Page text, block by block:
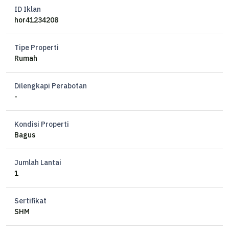
LT 108
LB 60
KT 3
Air submersible
Harga 45jt/th
FL
ID Iklan
hor41234208
Tipe Properti
Rumah
Dilengkapi Perabotan
-
Kondisi Properti
Bagus
Jumlah Lantai
1
Sertifikat
SHM